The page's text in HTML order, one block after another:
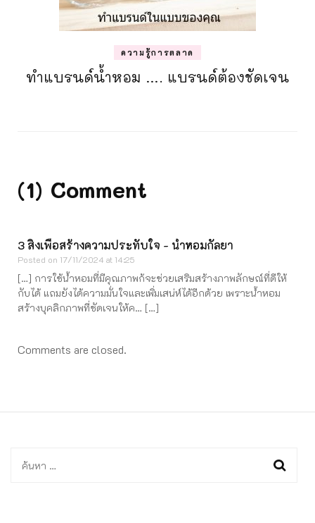
ความรู้การตลาด
ทำแบรนด์น้ำหอม …. แบรนด์ต้องชัดเจน
(1) Comment
3 สิ่งเพื่อสร้างความประทับใจ - น้ำหอมกัลยา
Posted on 17/11/2024 at 14:25
[…] การใช้น้ำหอมที่มีคุณภาพก้จะช่วยเสริมสร้างภาพลักษณ์ที่ดีให้
กับได้ แถมยังได้ความมั่นใจและเพิ่มเสน่ห์ได้อีกด้วย เพราะน้ำหอม
สร้างบุคลิกภาพที่ชัดเจนให้ค… […]
Comments are closed.
ค้นหา